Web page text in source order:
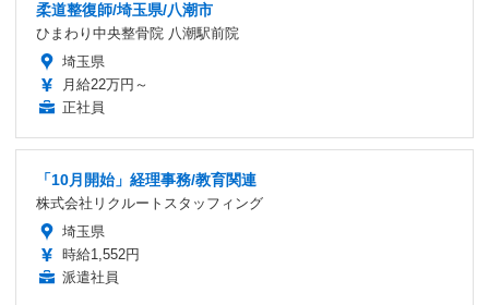
柔道整復師/埼玉県/八潮市
ひまわり中央整骨院 八潮駅前院
埼玉県
月給22万円～
正社員
「10月開始」経理事務/教育関連
株式会社リクルートスタッフィング
埼玉県
時給1,552円
派遣社員